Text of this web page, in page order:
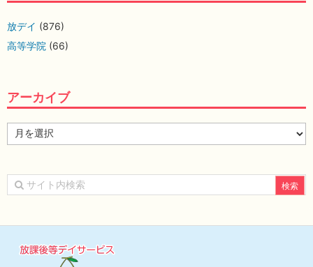
放デイ (876)
高等学院 (66)
アーカイブ
ー
イ
ブ